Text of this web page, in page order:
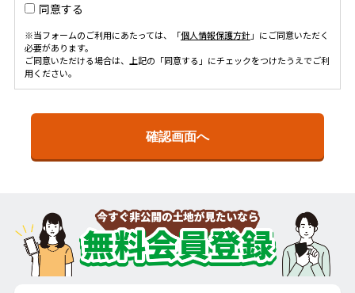
同意する
※当フォームのご利用にあたっては、「個人情報保護方針」にご同意いただく
必要があります。
ご同意いただける場合は、上記の「同意する」にチェックをつけたうえでご利
用ください。